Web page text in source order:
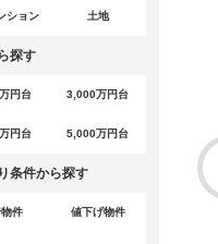
ション 土地
探す
円台 3,000万円台
円台 5,000万円台
条件から探す
件 値下げ物件